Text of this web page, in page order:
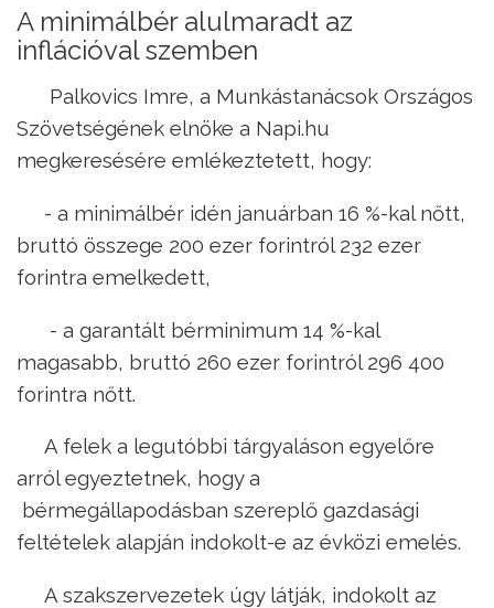
A minimálbér alulmaradt az
inflációval szemben
Palkovics Imre, a Munkástanácsok Országos
Szövetségének elnöke a Napi.hu
megkeresésére emlékeztetett, hogy:
- a minimálbér idén januárban 16 %-kal nőtt,
bruttó összege 200 ezer forintról 232 ezer
forintra emelkedett,
- a garantált bérminimum 14 %-kal
magasabb, bruttó 260 ezer forintról 296 400
forintra nőtt.
A felek a legutóbbi tárgyaláson egyelőre
arról egyeztetnek, hogy a
bérmegállapodásban szereplő gazdasági
feltételek alapján indokolt-e az évközi emelés.
A szakszervezetek úgy látják, indokolt az